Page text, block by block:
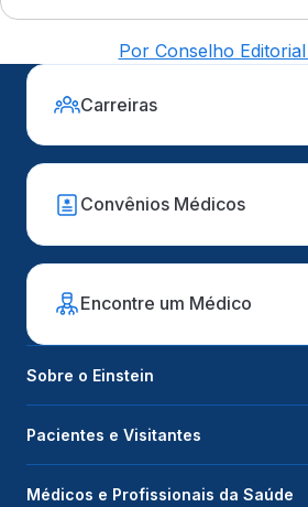
Por Conselho
Carreiras
Convênios Médicos
Encontre um Médico
Sobre o Einstein
Pacientes e Visitantes
Médicos e Profissionais da Saúde